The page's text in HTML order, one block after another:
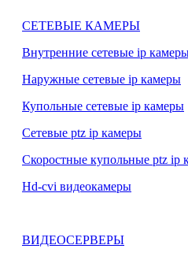
СЕТЕВЫЕ КАМЕРЫ
Внутренние сетевые ip
Наружные сетевые ip камеры
Купольные сетевые ip камеры
Сетевые ptz ip камеры
Скоростные купольные ptz ip
Hd-cvi видеокамеры
ВИДЕОСЕРВЕРЫ